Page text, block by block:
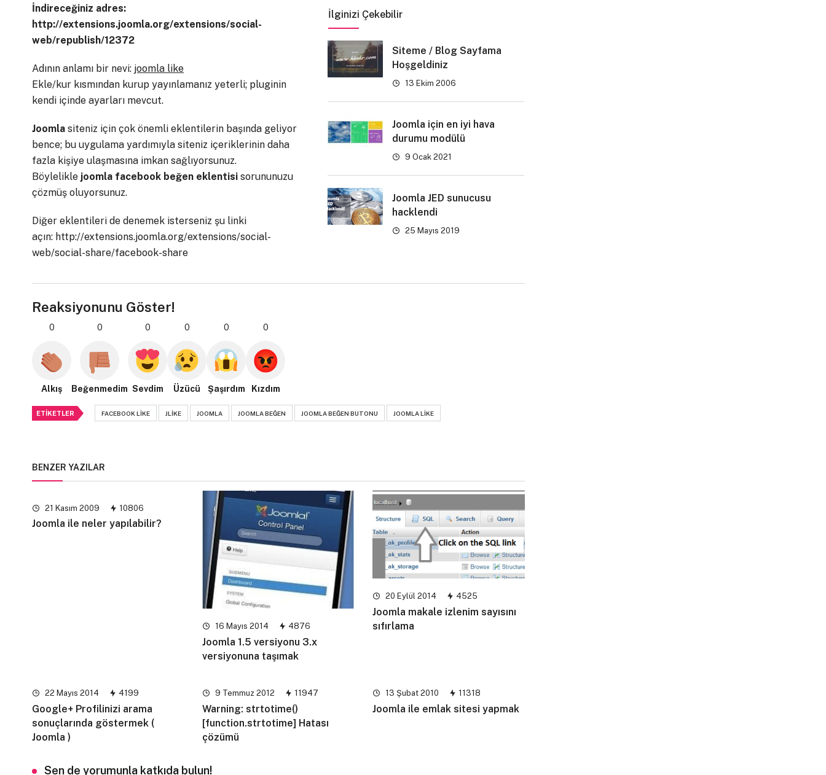
İlginizi Çekebilir
Siteme / Blog Sayfama
Hoşgeldiniz
13 Ekim 2006
Joomla için en iyi hava
durumu modülü
9 Ocak 2021
Joomla JED sunucusu
hacklendi
25 Mayıs 2019
İndireceğiniz adres:
http://extensions.joomla.org/extensions/social-
web/republish/12372
Adının anlamı bir nevi: joomla like
Ekle/kur kısmından kurup yayınlamanız yeterli; pluginin
kendi içinde ayarları mevcut.
Joomla siteniz için çok önemli eklentilerin başında geliyor
bence; bu uygulama yardımıyla siteniz içeriklerinin daha
fazla kişiye ulaşmasına imkan sağlıyorsunuz.
Böylelikle joomla facebook beğen eklentisi sorununuzu
çözmüş oluyorsunuz.
Diğer eklentileri de denemek isterseniz şu linki
açın: http://extensions.joomla.org/extensions/social-
web/social-share/facebook-share
Reaksiyonunu Göster!
0
Alkış
0
Beğenmedim
0
Sevdim
0
Üzücü
0
Şaşırdım
0
Kızdım
ETIKETLER FACEBOOK LIKE JLIKE JOOMLA JOOMLA BEĞEN JOOMLA BEĞEN BUTONU JOOMLA LIKE
BENZER YAZILAR
21 Kasım 2009 10806
Joomla ile neler yapılabilir?
16 Mayıs 2014 4876
Joomla 1.5 versiyonu 3.x
versiyonuna taşımak
20 Eylül 2014 4525
Joomla makale izlenim sayısını
sıfırlama
22 Mayıs 2014 4199
Google+ Profilinizi arama
sonuçlarında göstermek (
Joomla )
9 Temmuz 2012 11947
Warning: strtotime()
[function.strtotime] Hatası
çözümü
13 Şubat 2010 11318
Joomla ile emlak sitesi yapmak
Sen de yorumunla katkıda bulun!